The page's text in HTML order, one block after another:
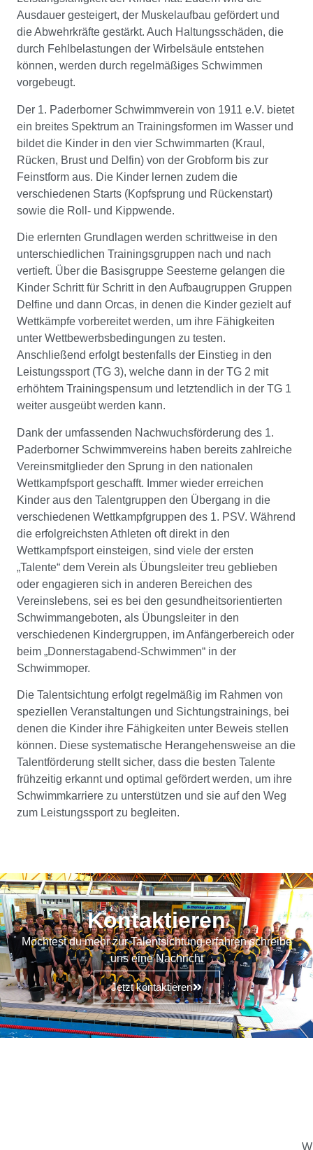
Ausdauer gesteigert, der Muskelaufbau gefördert und
die Abwehrkräfte gestärkt. Auch Haltungsschäden, die
durch Fehlbelastungen der Wirbelsäule entstehen
können, werden durch regelmäßiges Schwimmen
vorgebeugt.
Der 1. Paderborner Schwimmverein von 1911 e.V. bietet
ein breites Spektrum an Trainingsformen im Wasser und
bildet die Kinder in den vier Schwimmarten (Kraul,
Rücken, Brust und Delfin) von der Grobform bis zur
Feinstform aus. Die Kinder lernen zudem die
verschiedenen Starts (Kopfsprung und Rückenstart)
sowie die Roll- und Kippwende.
Die erlernten Grundlagen werden schrittweise in den
unterschiedlichen Trainingsgruppen nach und nach
vertieft. Über die Basisgruppe Seesterne gelangen die
Kinder Schritt für Schritt in den Aufbaugruppen Gruppen
Delfine und dann Orcas, in denen die Kinder gezielt auf
Wettkämpfe vorbereitet werden, um ihre Fähigkeiten
unter Wettbewerbsbedingungen zu testen.
Anschließend erfolgt bestenfalls der Einstieg in den
Leistungssport (TG 3), welche dann in der TG 2 mit
erhöhtem Trainingspensum und letztendlich in der TG 1
weiter ausgeübt werden kann.
Dank der umfassenden Nachwuchsförderung des 1.
Paderborner Schwimmvereins haben bereits zahlreiche
Vereinsmitglieder den Sprung in den nationalen
Wettkampfsport geschafft. Immer wieder erreichen
Kinder aus den Talentgruppen den Übergang in die
verschiedenen Wettkampfgruppen des 1. PSV. Während
die erfolgreichsten Athleten oft direkt in den
Wettkampfsport einsteigen, sind viele der ersten
„Talente“ dem Verein als Übungsleiter treu geblieben
oder engagieren sich in anderen Bereichen des
Vereinslebens, sei es bei den gesundheitsorientierten
Schwimmangeboten, als Übungsleiter in den
verschiedenen Kindergruppen, im Anfängerbereich oder
beim „Donnerstagabend-Schwimmen“ in der
Schwimmoper.
Die Talentsichtung erfolgt regelmäßig im Rahmen von
speziellen Veranstaltungen und Sichtungstrainings, bei
denen die Kinder ihre Fähigkeiten unter Beweis stellen
können. Diese systematische Herangehensweise an die
Talentförderung stellt sicher, dass die besten Talente
frühzeitig erkannt und optimal gefördert werden, um ihre
Schwimmkarriere zu unterstützen und sie auf den Weg
zum Leistungssport zu begleiten.
Kontaktieren
Möchtest du mehr zur Talentsichtung erfahren schreibe
uns eine Nachricht
Jetzt kontaktieren